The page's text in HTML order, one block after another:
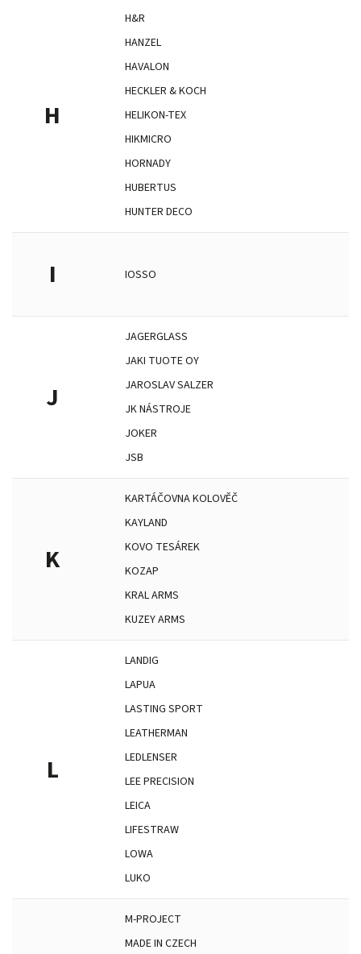
H
H&R
HANZEL
HAVALON
HECKLER & KOCH
HELIKON-TEX
HIKMICRO
HORNADY
HUBERTUS
HUNTER DECO
I IOSSO
J
JAGERGLASS
JAKI TUOTE OY
JAROSLAV SALZER
JK NÁSTROJE
JOKER
JSB
K
KARTÁČOVNA KOLOVĚČ
KAYLAND
KOVO TESÁREK
KOZAP
KRAL ARMS
KUZEY ARMS
L
LANDIG
LAPUA
LASTING SPORT
LEATHERMAN
LEDLENSER
LEE PRECISION
LEICA
LIFESTRAW
LOWA
LUKO
M-PROJECT
MADE IN CZECH